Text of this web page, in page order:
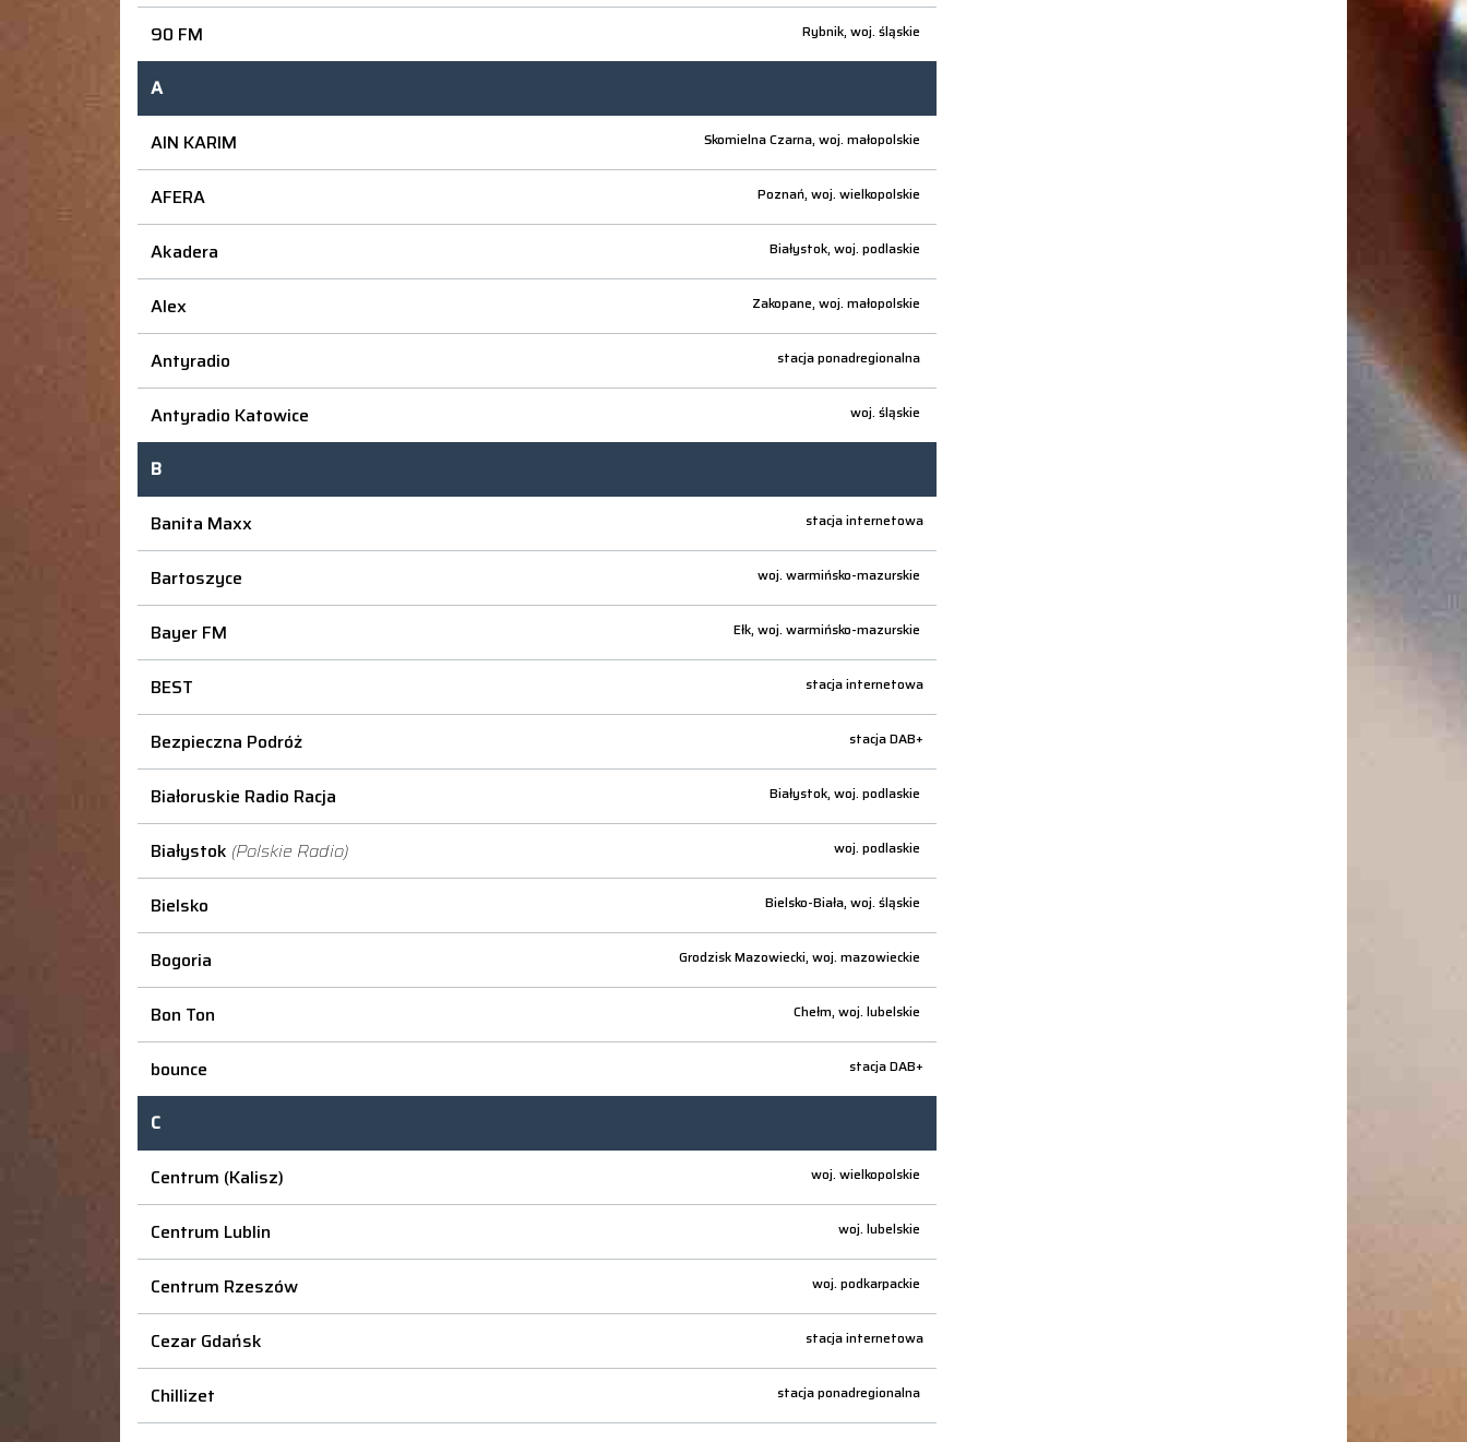
90 FM Rybnik, woj. śląskie
A
AIN KARIM
Skomielna Czarna, woj. małopolskie
AFERA Poznań, woj. wielkopolskie
Akadera Białystok, woj. podlaskie
Alex Zakopane, woj. małopolskie
Antyradio stacja ponadregionalna
Antyradio Katowice woj. śląskie
B
Banita Maxx
stacja internetowa
Bartoszyce woj. warmińsko-mazurskie
Bayer FM Ełk, woj. warmińsko-mazurskie
BEST stacja internetowa
Bezpieczna Podróż stacja DAB+
Białoruskie Radio Racja Białystok, woj. podlaskie
Białystok (Polskie Radio) woj. podlaskie
Bielsko Bielsko-Biała, woj. śląskie
Bogoria Grodzisk Mazowiecki, woj. mazowieckie
Bon Ton Chełm, woj. lubelskie
bounce stacja DAB+
C
Centrum (Kalisz)
woj. wielkopolskie
Centrum Lublin woj. lubelskie
Centrum Rzeszów woj. podkarpackie
Cezar Gdańsk stacja internetowa
Chillizet stacja ponadregionalna